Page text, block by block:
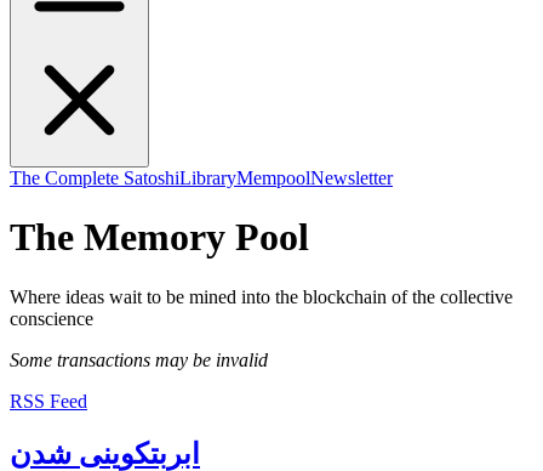
The Complete SatoshiLibraryMempoolNewsletter
The Memory Pool
Where ideas wait to be mined into the blockchain of the collective
conscience
Some transactions may be invalid
RSS Feed
ابربتکوینی شدن